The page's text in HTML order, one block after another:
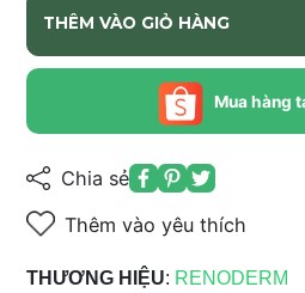
THÊM VÀO GIỎ HÀNG
Mua hàng
Chia sẻ
Thêm vào yêu thích
THƯƠNG HIỆU: RENODERM